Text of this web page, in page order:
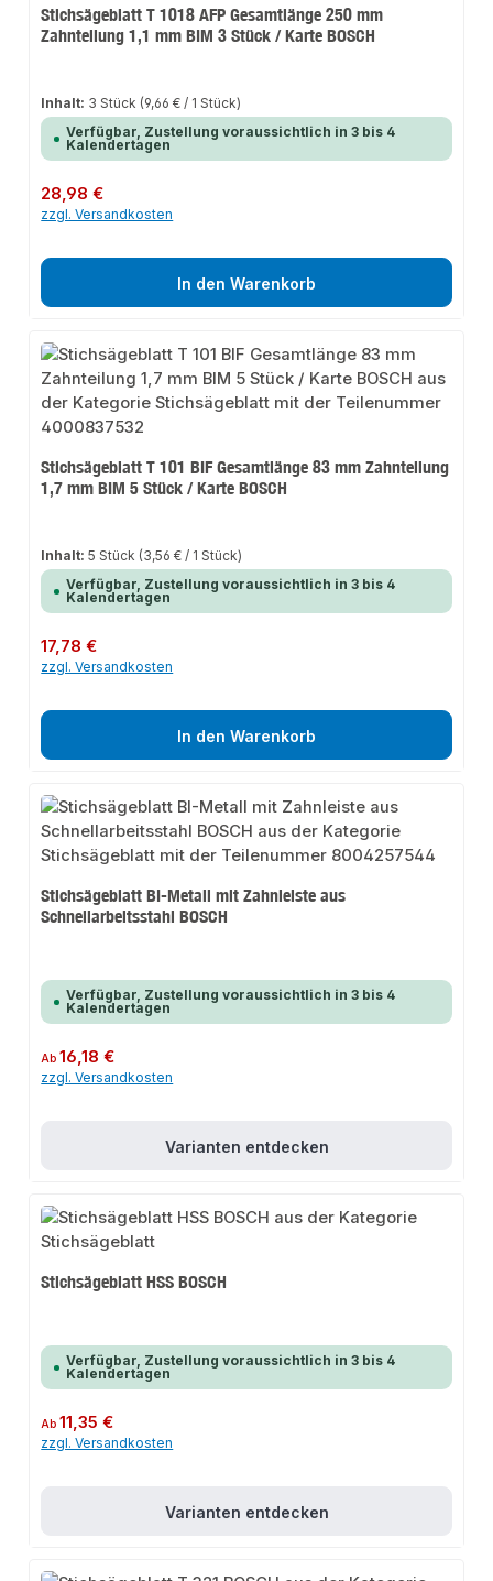
Stichsägeblatt T 1018 AFP Gesamtlänge 250 mm
Zahnteilung 1,1 mm BIM 3 Stück / Karte BOSCH
Inhalt: 3 Stück (9,66 € / 1 Stück)
Verfügbar, Zustellung voraussichtlich in 3 bis 4
Kalendertagen
Regulärer Preis:
28,98 €
zzgl. Versandkosten
In den Warenkorb
Stichsägeblatt T 101 BIF Gesamtlänge 83 mm Zahnteilung
1,7 mm BIM 5 Stück / Karte BOSCH
Inhalt:5 Stück (3,56 € / 1 Stück)
Verfügbar, Zustellung voraussichtlich in 3 bis 4
Kalendertagen
Regulärer Preis:
17,78 €
zzgl. Versandkosten
In den Warenkorb
Stichsägeblatt BI-Metall mit Zahnleiste aus
Schnellarbeitsstahl BOSCH
Verfügbar, Zustellung voraussichtlich in 3 bis 4
Kalendertagen
Regulärer Preis:
Ab16,18 €
zzgl. Versandkosten
Varianten entdecken
Stichsägeblatt HSS BOSCH
Verfügbar, Zustellung voraussichtlich in 3 bis 4
Kalendertagen
Regulärer Preis:
Ab11,35 €
zzgl. Versandkosten
Varianten entdecken